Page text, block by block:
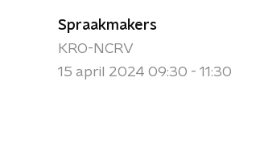
Spraakmakers
KRO-NCRV
15 april 2024 09:30 - 11:30